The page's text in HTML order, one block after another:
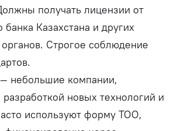
получать лицензии от
Казахстана и других
Строгое соблюдение
— небольшие компании,
новых технологий и
используют форму ТОО,